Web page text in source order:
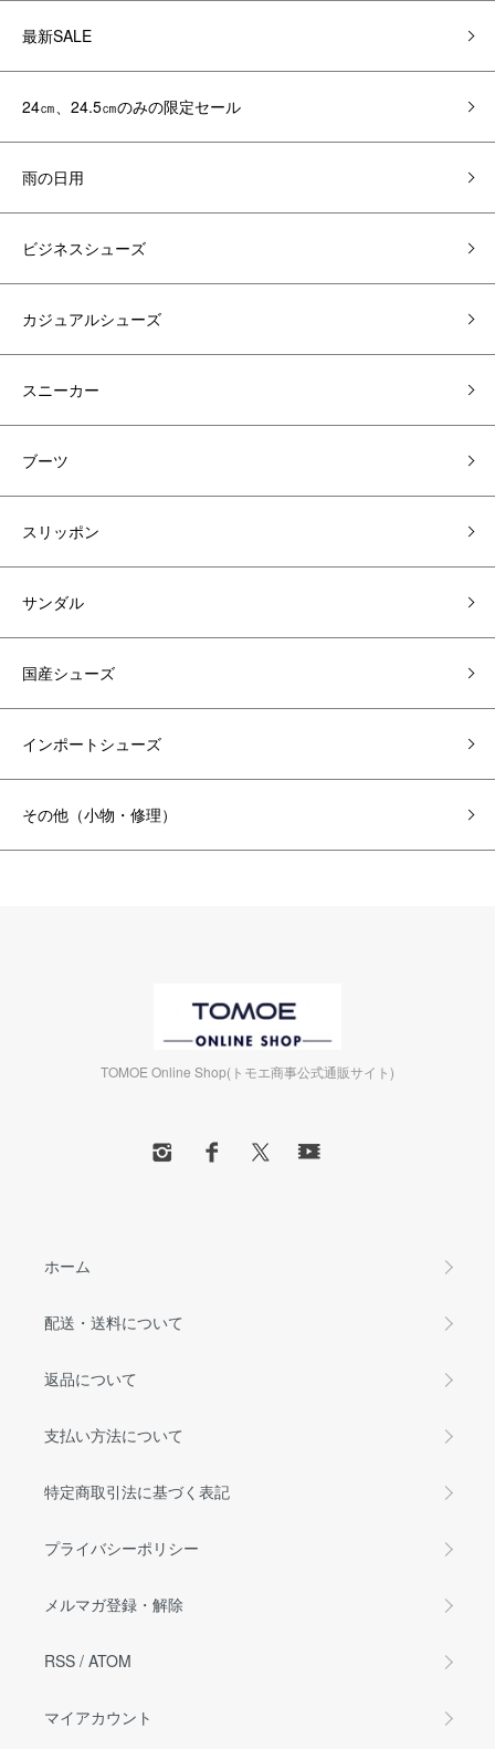
最新SALE
24㎝、24.5㎝のみの限定セール
雨の日用
ビジネスシューズ
カジュアルシューズ
スニーカー
ブーツ
スリッポン
サンダル
国産シューズ
インポートシューズ
その他（小物・修理）
TOMOE Online Shop(トモエ商事公式通販サイト)
ホーム
配送・送料について
返品について
支払い方法について
特定商取引法に基づく表記
プライバシーポリシー
メルマガ登録・解除
RSS / ATOM
マイアカウント